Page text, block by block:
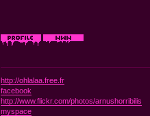
http://ohlalaa.free.fr
facebook
http://www.flickr.com/photos/arnushorribilis
myspace